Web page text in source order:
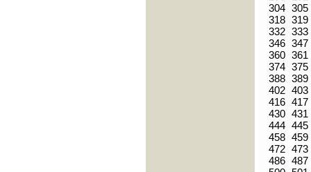
304 305
318 319
332 333
346 347
360 361
374 375
388 389
402 403
416 417
430 431
444 445
458 459
472 473
486 487